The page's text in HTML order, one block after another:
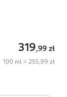
319,99 zł
100 ml = 255,99 zł